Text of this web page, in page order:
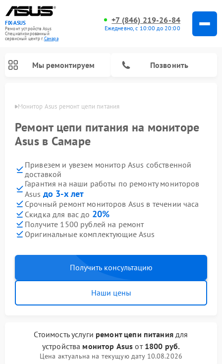
FIX-ASUS
Ремонт устройств Asus
Специализированный
cервисный центр г.Самара
+7 (846) 219-26-84
Ежедневно, с 10:00 до 20:00
Мы ремонтируем Позвонить
Монитор Asus ремонт цепи питания
Ремонт цепи питания на мониторе
Asus в Самаре
Привезем и увезем монитор Asus собственной
доставкой
Гарантия на наши работы по ремонту мониторов
Asus до 3-х лет
Срочный ремонт мониторов Asus в течении часа
Скидка для вас до 20%
Получите 1500 рублей на ремонт
Оригинальные комплектующие Asus
Получить консультацию
Наши цены
Стоимость услуги ремонт цепи питаниядля
устройства монитор Asus от 1800 руб.
Цена актуальна на текущую дату 10.08.2026